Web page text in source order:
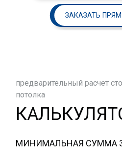
ЗАКАЗАТЬ
предварительный расчет
потолка
МИНИМАЛЬНАЯ СУММА